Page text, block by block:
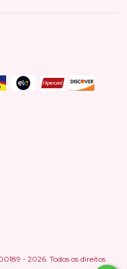
- 2026. Todos os direitos